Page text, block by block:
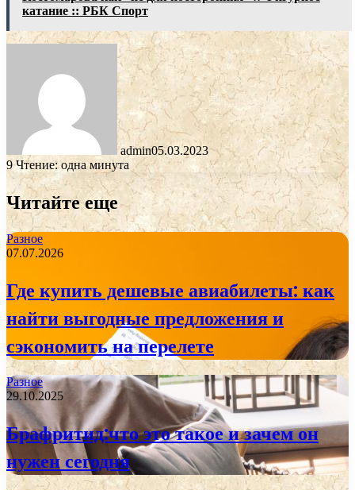
катание :: РБК Спорт
admin05.03.2023
9Чтение: одна минута
Читайте еще
Разное
07.07.2026
Где купить дешевые авиабилеты: как
найти выгодные предложения и
сэкономить на перелете
Разное
29.10.2025
Брафритид:что это такое и зачем он
нужен сегодня